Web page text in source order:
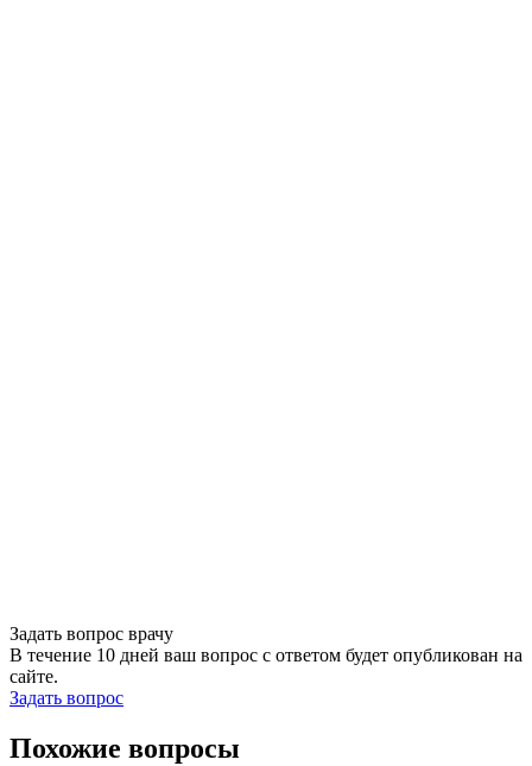
Задать вопрос врачу
В течение 10 дней ваш вопрос с ответом будет опубликован на
сайте.
Задать вопрос
Похожие вопросы